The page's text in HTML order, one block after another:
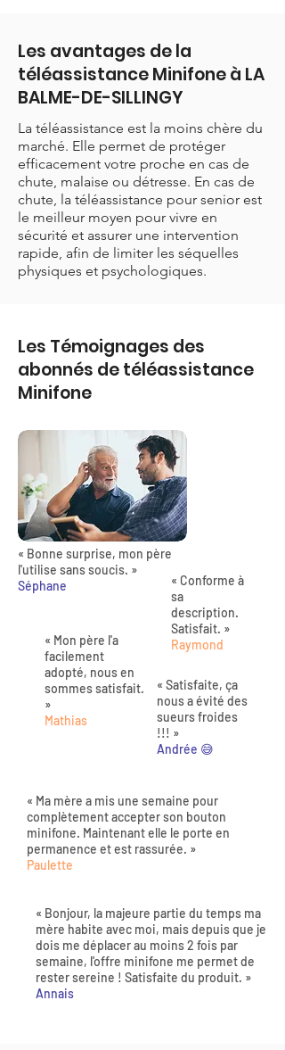
Les avantages de la
téléassistance Minifone à LA
BALME-DE-SILLINGY
La téléassistance est la moins chère du
marché. Elle permet de protéger
efficacement votre proche en cas de
chute, malaise ou détresse. En cas de
chute, la téléassistance pour senior est
le meilleur moyen pour vivre en
sécurité et assurer une intervention
rapide, afin de limiter les séquelles
physiques et psychologiques.
Les Témoignages des
abonnés de téléassistance
Minifone
« Bonne surprise, mon père
l'utilise sans soucis. »
Séphane
« Mon père l'a
facilement
adopté, nous en
sommes satisfait.
»
Mathias
« Conforme à
sa
description.
Satisfait. »
Raymond
« Satisfaite, ça
nous a évité des
sueurs froides
!!! »
Andrée 😅
« Ma mère a mis une semaine pour
complètement accepter son bouton
minifone. Maintenant elle le porte en
permanence et est rassurée. »
Paulette
« Bonjour, la majeure partie du temps ma
mère habite avec moi, mais depuis que je
dois me déplacer au moins 2 fois par
semaine, l'offre minifone me permet de
rester sereine ! Satisfaite du produit. »
Annais